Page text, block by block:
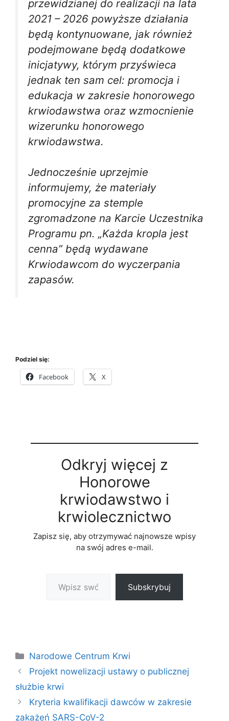
przewidzianej do realizacji na lata
2021 – 2026 powyższe działania
będą kontynuowane, jak również
podejmowane będą dodatkowe
inicjatywy, którym przyświeca
jednak ten sam cel: promocja i
edukacja w zakresie honorowego
krwiodawstwa oraz wzmocnienie
wizerunku honorowego
krwiodawstwa.
Jednocześnie uprzejmie
informujemy, że materiały
promocyjne za stemple
zgromadzone na Karcie Uczestnika
Programu pn. „Każda kropla jest
cenna” będą wydawane
Krwiodawcom do wyczerpania
zapasów.
Podziel się:
Facebook X
Odkryj więcej z
Honorowe
krwiodawstwo i
krwiolecznictwo
Zapisz się, aby otrzymywać najnowsze wpisy
na swój adres e-mail.
Subskrybuj
Kategorie
Narodowe Centrum Krwi
Projekt nowelizacji ustawy o publicznej
służbie krwi
Kryteria kwalifikacji dawców w zakresie
zakażeń SARS-CoV-2